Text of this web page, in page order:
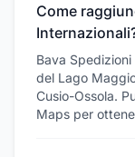
Come
Bava
del Lago
Cusio-Ossola.
Maps per